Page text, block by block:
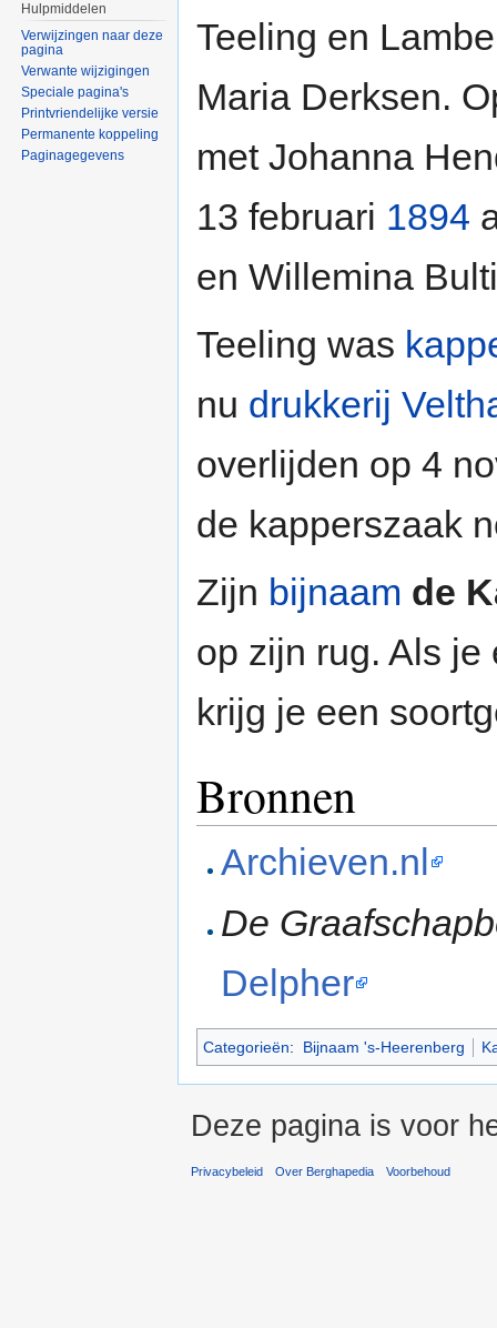
Teeling en
Maria Derksen.
met Johanna
13 februari 1894
en Willemina
Teeling was
nu drukkerij
overlijden op 4
de kapperszaak
Zijn bijnaam de
op zijn rug. Als je
krijg je een
Bronnen
Archieven.nl
De
Delpher
Categorieën: Bijnaam 's-Heerenberg
Hulpmiddelen
Verwijzingen naar deze
pagina
Verwante wijzigingen
Speciale pagina's
Printvriendelijke versie
Permanente koppeling
Paginagegevens
Deze pagina is voor
Privacybeleid Over Berghapedia Voorbehoud